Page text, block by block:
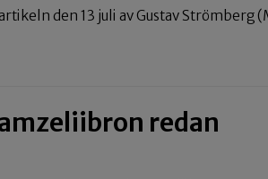
den 13 juli av Gustav Strömberg
redan